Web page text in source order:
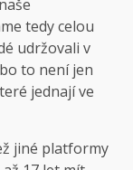
tedy celou
udržovali v
to není jen
jednají ve
jiné platformy